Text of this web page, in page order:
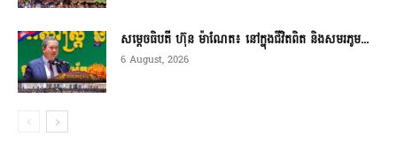
សម្តេចធិបតី ហ៊ុន ម៉ាណែត៖ នៅក្នុងជីវិតពិត និងសមរភូម...
6 August, 2026